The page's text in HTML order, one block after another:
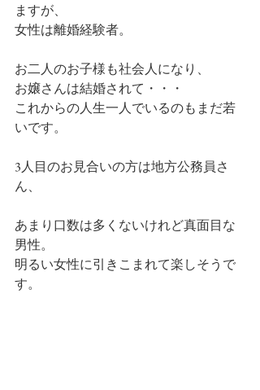
ますが、
女性は離婚経験者。
お二人のお子様も社会人になり、
お嬢さんは結婚されて・・・
これからの人生一人でいるのもまだ若
いです。
3人目のお見合いの方は地方公務員さ
ん、
あまり口数は多くないけれど真面目な
男性。
明るい女性に引きこまれて楽しそうで
す。